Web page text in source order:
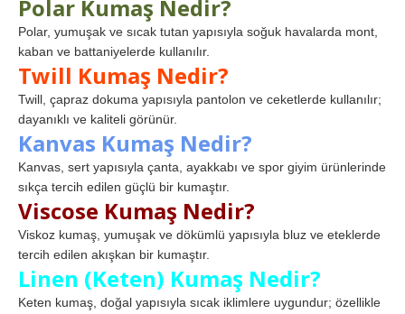
Polar Kumaş Nedir?
Polar, yumuşak ve sıcak tutan yapısıyla soğuk havalarda mont,
kaban ve battaniyelerde kullanılır.
Twill Kumaş Nedir?
Twill, çapraz dokuma yapısıyla pantolon ve ceketlerde kullanılır;
dayanıklı ve kaliteli görünür.
Kanvas Kumaş Nedir?
Kanvas, sert yapısıyla çanta, ayakkabı ve spor giyim ürünlerinde
sıkça tercih edilen güçlü bir kumaştır.
Viscose Kumaş Nedir?
Viskoz kumaş, yumuşak ve dökümlü yapısıyla bluz ve eteklerde
tercih edilen akışkan bir kumaştır.
Linen (Keten) Kumaş Nedir?
Keten kumaş, doğal yapısıyla sıcak iklimlere uygundur; özellikle